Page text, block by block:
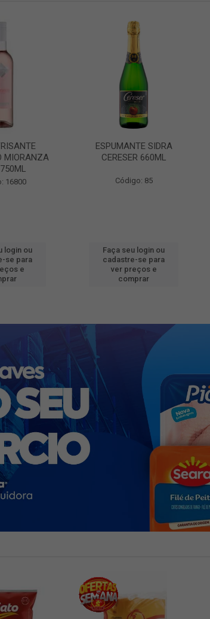
MIORANZA
16800
login ou
se para
e
ESPUMANTE SIDRA
CERESER 660ML
Código: 85
Faça seu login ou
cadastre-se para
ver preços e
comprar